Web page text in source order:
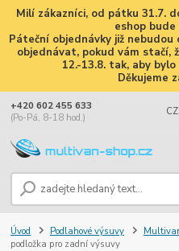
Milí zákazníci, od pátku 31.7.
eshop bude
Páteční objednávky již
objednávat, pokud vám stačí,
12.-13.8. tak, aby
Děkujeme
+420 602 455 633
(Po-Pá, 8-18 hod.)
Úvod Podlahové výsuvy
podložka pro zadní výsuvy